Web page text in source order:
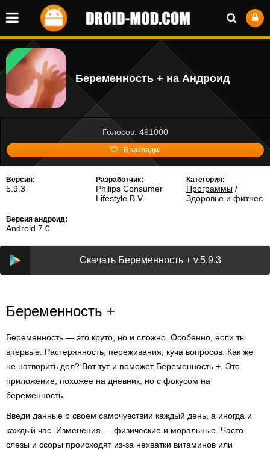
Беременность + на Андроид
Голосов: 491000
В закладки
Версия:
5.9.3
Разработчик:
Philips Consumer
Lifestyle B.V.
Категория:
Программы/
Здоровье и фитнес
Версия андроид:
Android 7.0
Скачать Беременность + v.5.9.3
Беременность +
Беременность — это круто, но и сложно. Особенно, если ты
впервые. Растерянность, переживания, куча вопросов. Как же
не натворить дел? Вот тут и поможет Беременность +. Это
приложение, похожее на дневник, но с фокусом на
беременность.
Введи данные о своем самочувствии каждый день, а иногда и
каждый час. Изменения — физические и моральные. Часто
слезы и ссоры происходят из-за нехватки витаминов или